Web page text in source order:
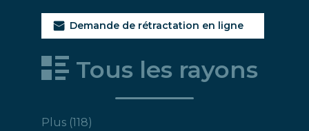
Demande de rétractation en ligne
Tous les rayons
Plus 118118